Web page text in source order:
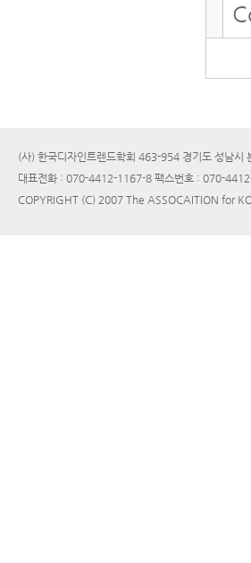
(사) 한국디자인트렌드학회 463-954 경기도 성남
대표전화 : 070-4412-1167-8 팩스번호 : 070-
COPYRIGHT (C) 2007 The ASSOCAITION for